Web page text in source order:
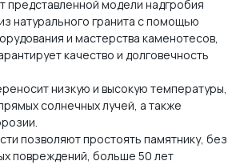
представленной модели надгробия
натурального гранита с помощью
и мастерства каменотесов,
качество и долговечность
низкую и высокую температуры,
солнечных лучей, а также
позволяют простоять памятнику, без
повреждений, больше 50 лет